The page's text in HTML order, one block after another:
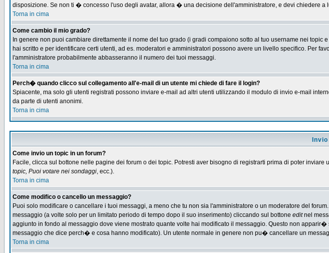
disposizione. Se non ti � concesso l'uso degli avatar, allora � una decisione dell'amministratore, e devi chiedere a
Torna in cima
Come cambio il mio grado?
In genere non puoi cambiare direttamente il nome del tuo grado (i gradi compaiono sotto al tuo username nei
hai scritto e per identificare certi utenti, ad es. moderatori e amministratori possono avere un livello specifico. Per
l'amministratore probabilmente abbasseranno il numero dei tuoi messaggi.
Torna in cima
Perch� quando clicco sul collegamento all'e-mail di un utente mi chiede di fare il login?
Spiacente, ma solo gli utenti registrati possono inviare e-mail ad altri utenti utilizzando il modulo di invio e-mail
da parte di utenti anonimi.
Torna in cima
Come invio un topic in un forum?
Facile, clicca sul bottone nelle pagine dei forum o dei topic. Potresti aver bisogno di registrarti prima di poter
topic, Puoi votare nei sondaggi, ecc.).
Torna in cima
Come modifico o cancello un messaggio?
Puoi solo modificare o cancellare i tuoi messaggi, a meno che tu non sia l'amministratore o un moderatore del
messaggio (a volte solo per un limitato periodo di tempo dopo il suo inserimento) cliccando sul bottone editnel
aggiunto in fondo al messaggio dove viene mostrato quante volte hai modificato il messaggio. Questo non
messaggio che dice perch� e cosa hanno modificato). Un utente normale in genere non pu� cancellare un
Torna in cima